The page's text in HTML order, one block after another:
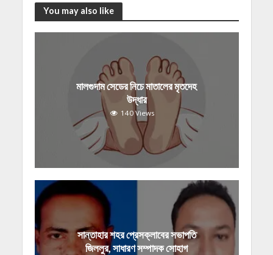
You may also like
মালগুদাম সেডের নিচে মাতালের মৃতদেহ
উদ্ধার
140 Views
সান্তাহার শহর প্রেসক্লাবের সভাপতি
জিললুর, সাধারণ সম্পাদক সোহাগ